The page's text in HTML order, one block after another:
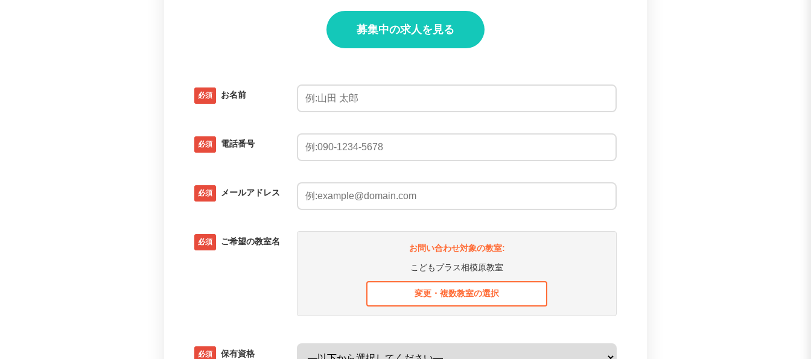
募集中の求人を見る
必須 お名前
必須 電話番号
必須 メールアドレス
必須 ご希望の教室名
お問い合わせ対象の教室:
こどもプラス相模原教室
変更・複数教室の選択
必須 保有資格